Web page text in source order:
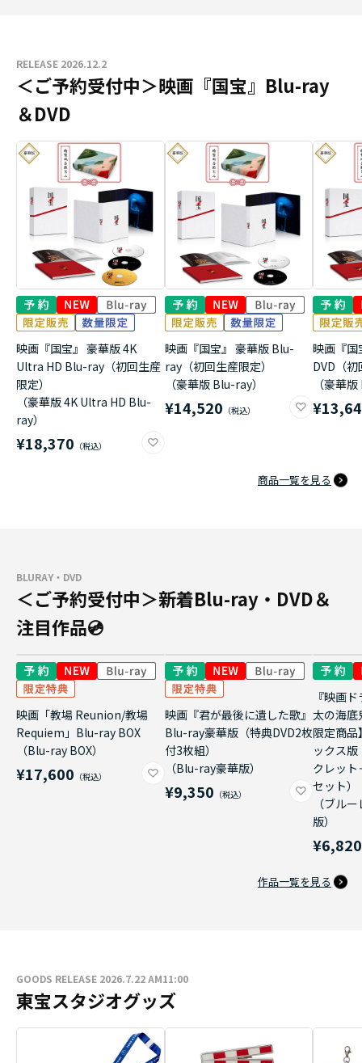
RELEASE 2026.12.2
＜ご予約受付中＞映画『国宝』Blu-ray
＆DVD
映画『国宝』 豪華版 4K
Ultra HD Blu-ray（初回生産
限定）
（豪華版 4K Ultra HD Blu-
ray）
¥18,370
映画『国宝』 豪華版 Blu-
ray（初回生産限定）
（豪華版 Blu-ray）
¥14,520
映画『国
DVD（
（豪華
商品一覧を見る
BLURAY・DVD
＜ご予約受付中＞新着Blu-ray・DVD＆
注目作品💿
映画「教場 Reunion/教場
Requiem」Blu-ray BOX
（Blu-ray BOX）
¥17,600
映画『君が最後に遺した歌』
Blu-ray豪華版（特典DVD2枚
付3枚組）
（Blu-ray豪華版）
¥9,350
『映画
太の海底
限定商品
ックス
クレッ
セット）
（ブル
版）
¥6,820
作品一覧を見る
GOODS RELEASE 2026.7.22 AM11:00
東宝スタジオグッズ